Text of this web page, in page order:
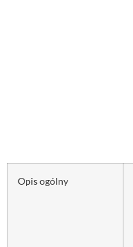
Opis ogólny